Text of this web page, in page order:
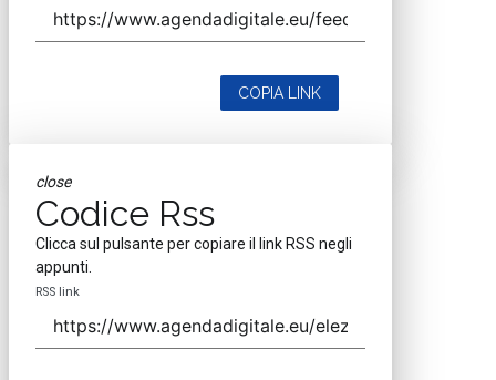
COPIA LINK
close
Codice Rss
Clicca sul pulsante per copiare il link RSS negli
appunti.
RSS link